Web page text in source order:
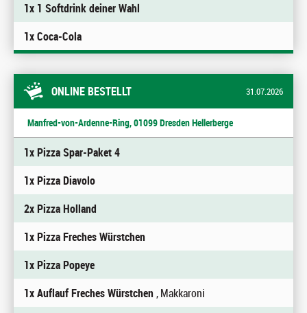
1x 1 Softdrink deiner Wahl
1x Coca-Cola
ONLINE BESTELLT 31.07.2026
Manfred-von-Ardenne-Ring, 01099 Dresden Hellerberge
1x Pizza Spar-Paket 4
1x Pizza Diavolo
2x Pizza Holland
1x Pizza Freches Würstchen
1x Pizza Popeye
1x Auflauf Freches Würstchen, Makkaroni